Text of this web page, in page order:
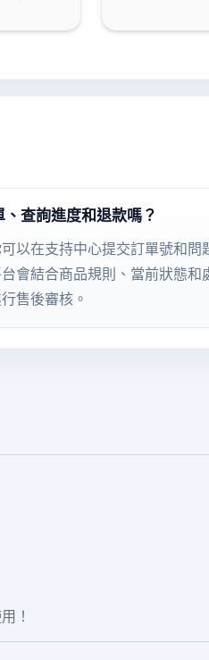
、查詢進度和退款嗎？
以在支持中心提交訂單號和問
會結合商品規則、當前狀態和
售後審核。
！